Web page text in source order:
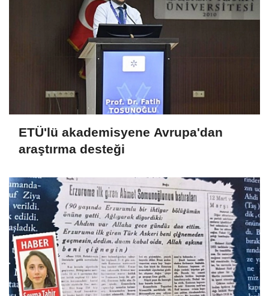
ETÜ'lü akademisyene Avrupa'dan
araştırma desteği